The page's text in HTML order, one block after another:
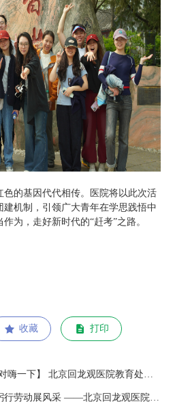
色的基因代代相传。医院将以此次活
机制，引领广大青年在学思践悟中
作为，走好新时代的“赶考”之路。
收藏 打印
上一篇：【齐乐龙龙·新年派对嗨一下】 北京回龙观医院教育处举办2024年新春联欢会
下一篇：书香浸润砺初心，躬行劳动展风采 ——北京回龙观医院教育处举办劳动教育实践志愿活动